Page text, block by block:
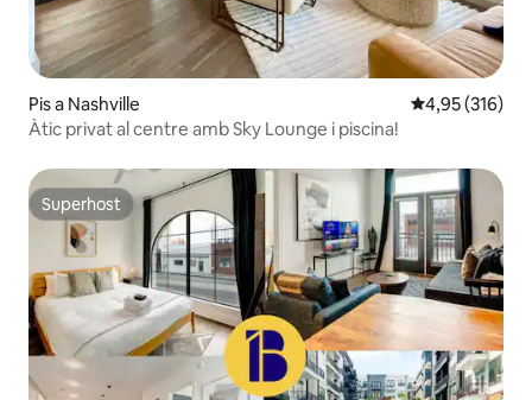
Pis a Nashville 4,95 de
4,95 (316)
Àtic privat al centre amb Sky Lounge i piscina!
Superhost
Superhost